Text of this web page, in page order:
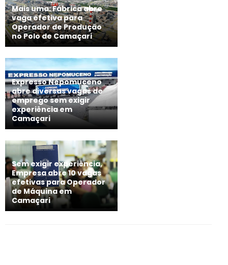
Mais uma: Fábrica abre
vaga efetiva para
Operador de Produção
no Polo de Camaçari
Expresso Nepomuceno
abre diversas vagas de
emprego sem exigir
experiência em
Camaçari
Sem exigir experiência,
Empresa abre 10 vagas
efetivas para Operador
de Máquina em
Camaçari